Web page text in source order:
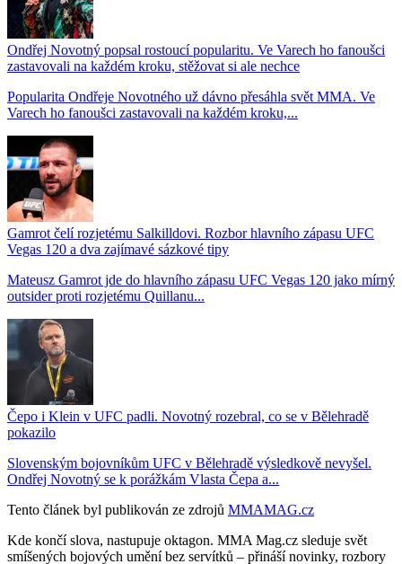
Ondřej Novotný popsal rostoucí popularitu. Ve Varech ho fanoušci
zastavovali na každém kroku, stěžovat si ale nechce
Popularita Ondřeje Novotného už dávno přesáhla svět MMA. Ve
Varech ho fanoušci zastavovali na každém kroku,...
Gamrot čelí rozjetému Salkilldovi. Rozbor hlavního zápasu UFC
Vegas 120 a dva zajímavé sázkové tipy
Mateusz Gamrot jde do hlavního zápasu UFC Vegas 120 jako mírný
outsider proti rozjetému Quillanu...
Čepo i Klein v UFC padli. Novotný rozebral, co se v Bělehradě
pokazilo
Slovenským bojovníkům UFC v Bělehradě výsledkově nevyšel.
Ondřej Novotný se k porážkám Vlasta Čepa a...
Tento článek byl publikován ze zdrojů MMAMAG.cz
Kde končí slova, nastupuje oktagon. MMA Mag.cz sleduje svět
smíšených bojových umění bez servítků – přináší novinky, rozbory